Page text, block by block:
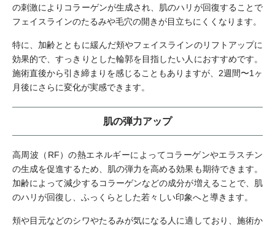
の刺激によりコラーゲンが生成され、肌のハリが回復することで
フェイスラインのたるみや毛穴の開きが目立ちにくくなります。
特に、加齢とともに緩んだ頬やフェイスラインのリフトアップに
効果的で、すっきりとした輪郭を目指したい人におすすめです。
施術直後から引き締まりを感じることもありますが、2週間〜1ヶ
月後にさらに変化が実感できます。
肌の弾力アップ
高周波（RF）の熱エネルギーによってコラーゲンやエラスチン
の生成を促進するため、肌の弾力を高める効果も期待できます。
加齢によって減少するコラーゲンなどの成分が増えることで、肌
のハリが回復し、ふっくらとした若々しい印象へと導きます。
頬や目元などのシワやたるみが気になる人に適しており、施術か